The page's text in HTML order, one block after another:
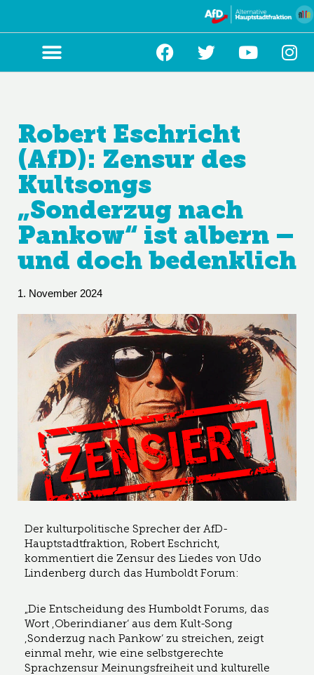
springen
Robert Eschricht
(AfD): Zensur des
Kultsongs
„Sonderzug nach
Pankow“ ist albern –
und doch bedenklich
1. November 2024
Der kulturpolitische Sprecher der AfD-
Hauptstadtfraktion, Robert Eschricht,
kommentiert die Zensur des Liedes von Udo
Lindenberg durch das Humboldt Forum:
„Die Entscheidung des Humboldt Forums, das
Wort ‚Oberindianer‘ aus dem Kult-Song
‚Sonderzug nach Pankow‘ zu streichen, zeigt
einmal mehr, wie eine selbstgerechte
Sprachzensur Meinungsfreiheit und kulturelle